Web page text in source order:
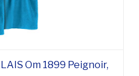
Om 1899 Peignoir,